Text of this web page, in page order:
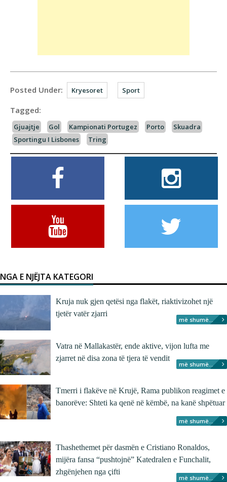
Posted Under: Kryesoret Sport
Tagged:
Gjuajtje Gol Kampionati Portugez Porto
Skuadra
Sportingu I Lisbones
Tring
NGA E NJËJTA KATEGORI
Kruja nuk gjen qetësi nga flakët, riaktivizohet një
tjetër vatër zjarri
më shumë...
Vatra në Mallakastër, ende aktive, vijon lufta me
zjarret në disa zona të tjera të vendit
më shumë...
Tmerri i flakëve në Krujë, Rama publikon reagimet e
banorëve: Shteti ka qenë në këmbë, na kanë shpëtuar
më shumë...
Thashethemet për dasmën e Cristiano Ronaldos,
mijëra fansa “pushtojnë” Katedralen e Funchalit,
zhgënjehen nga çifti
më shumë...